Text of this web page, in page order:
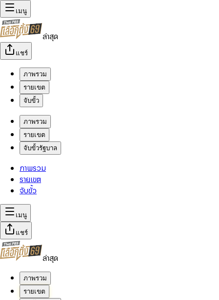
เมนู
ล่าสุด
แชร์
ภาพรวม
รายเขต
จับขั้ว
ภาพรวม
รายเขต
จับขั้วรัฐบาล
ภาพรวม
รายเขต
จับขั้ว
เมนู
แชร์
ล่าสุด
ภาพรวม
รายเขต